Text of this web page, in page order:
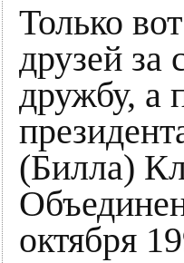
Только
друзей за
дружбу, а
(Билла)
октября